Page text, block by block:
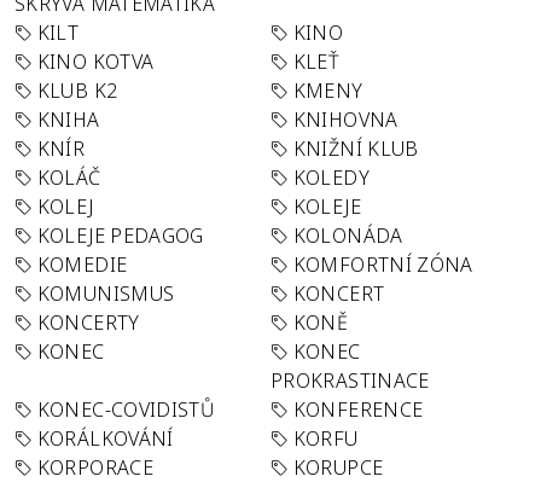
KILT
KINO
KINO KOTVA
KLEŤ
KLUB K2
KMENY
KNIHA
KNIHOVNA
KNÍR
KNIŽNÍ KLUB
KOLÁČ
KOLEDY
KOLEJ
KOLEJE
KOLEJE PEDAGOG
KOLONÁDA
KOMEDIE
KOMFORTNÍ ZÓNA
KOMUNISMUS
KONCERT
KONCERTY
KONĚ
KONEC
KONEC
PROKRASTINACE
KONEC-COVIDISTŮ
KONFERENCE
KORÁLKOVÁNÍ
KORFU
KORPORACE
KORUPCE